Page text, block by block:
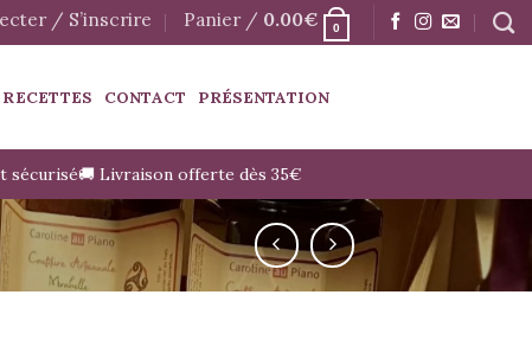
/ S’inscrire Panier / 0.00€ 0
CONTACT PRÉSENTATION
sécurisé🚚 Livraison offerte dès 35€